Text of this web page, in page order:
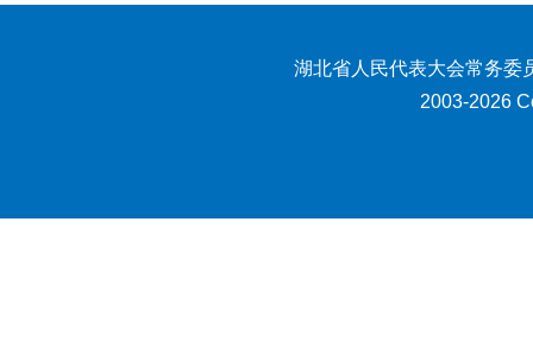
湖北省人民代表大会常务委
2003-2026